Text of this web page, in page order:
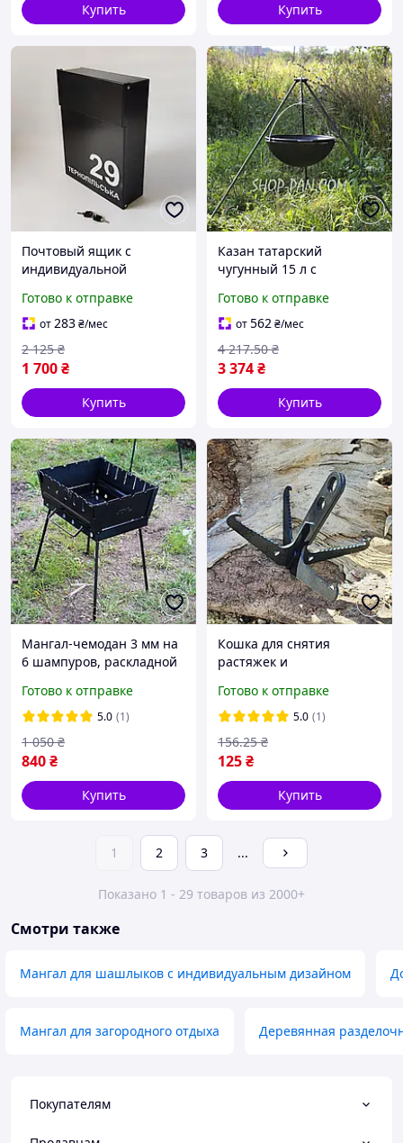
Купить Купить
Почтовый ящик с
индивидуальной
Готово к отправке
от283₴/мес
1 700₴
2 125 ₴
Купить
Казан татарский
чугунный 15 л с
треногой
Готово к отправке
от562₴/мес
3 374₴
4 217.50 ₴
Купить
Мангал-чемодан 3 мм на
6 шампуров, раскладной
Готово к отправке
5.0 (1)
840₴
1 050 ₴
Купить
Кошка для снятия
растяжек и
Готово к отправке
5.0 (1)
125₴
156.25 ₴
Купить
1 2 3 ...
Показано 1 - 29 товаров из 2000+
Смотри также
Мангал для шашлыков с индивидуальным дизайном
Мангал для загородного отдыха Деревянная
Покупателям